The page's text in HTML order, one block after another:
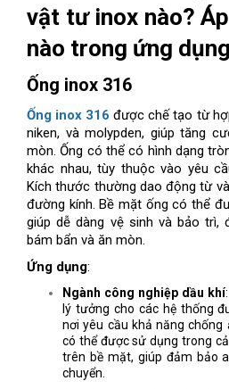
vật tư inox nào?
nào trong ứng
Ống inox 316
Ống inox 316 được chế tạo từ
niken, và molypden, giúp tăng
mòn. Ống có thể có hình dạng
khác nhau, tùy thuộc vào yêu
Kích thước thường dao động từ
đường kính. Bề mặt ống có thể
giúp dễ dàng vệ sinh và bảo trì,
bám bẩn và ăn mòn.
Ứng dụng:
Ngành công nghiệp dầu khí
lý tưởng cho các hệ thống
nơi yêu cầu khả năng chống
có thể được sử dụng trong
trên bề mặt, giúp đảm bảo
chuyển.